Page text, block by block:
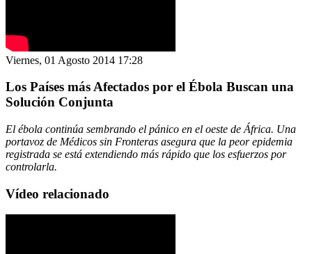
Viernes, 01 Agosto 2014 17:28
Los Países más Afectados por el Ébola Buscan una
Solución Conjunta
El ébola continúa sembrando el pánico en el oeste de África. Una
portavoz de Médicos sin Fronteras asegura que la peor epidemia
registrada se está extendiendo más rápido que los esfuerzos por
controlarla.
Vídeo relacionado